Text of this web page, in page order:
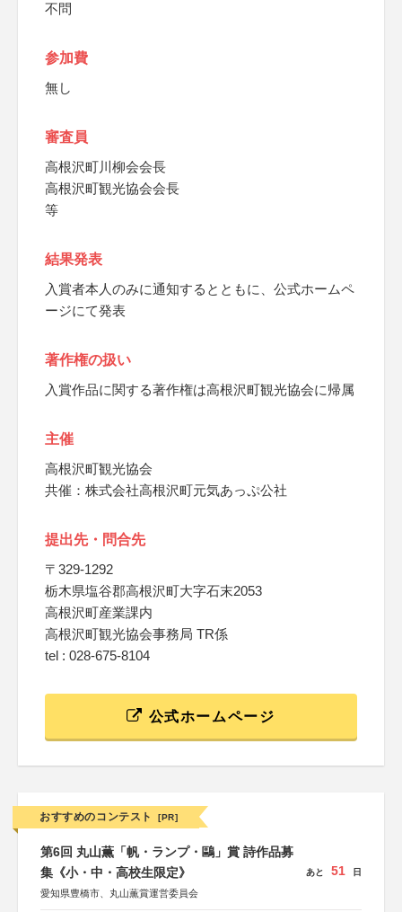
不問
参加費
無し
審査員
高根沢町川柳会会長
高根沢町観光協会会長
等
結果発表
入賞者本人のみに通知するとともに、公式ホームペ
ージにて発表
著作権の扱い
入賞作品に関する著作権は高根沢町観光協会に帰属
主催
高根沢町観光協会
共催：株式会社高根沢町元気あっぷ公社
提出先・問合先
〒329-1292
栃木県塩谷郡高根沢町大字石末2053
高根沢町産業課内
高根沢町観光協会事務局 TR係
tel : 028-675-8104
公式ホームページ
おすすめのコンテスト [PR]
第6回 丸山薫「帆・ランプ・鷗」賞 詩作品募
集《小・中・高校生限定》
愛知県豊橋市、丸山薫賞運営委員会
あと 51 日